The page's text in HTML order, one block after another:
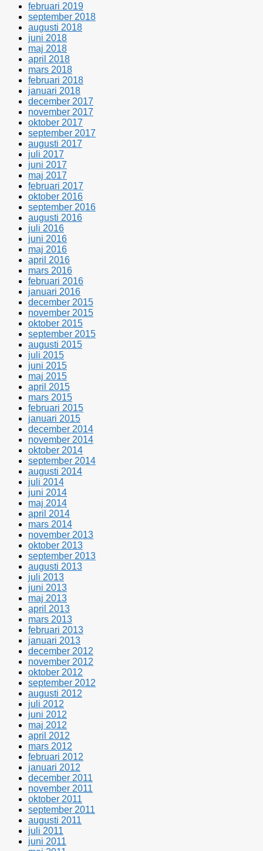
februari 2019
september 2018
augusti 2018
juni 2018
maj 2018
april 2018
mars 2018
februari 2018
januari 2018
december 2017
november 2017
oktober 2017
september 2017
augusti 2017
juli 2017
juni 2017
maj 2017
februari 2017
oktober 2016
september 2016
augusti 2016
juli 2016
juni 2016
maj 2016
april 2016
mars 2016
februari 2016
januari 2016
december 2015
november 2015
oktober 2015
september 2015
augusti 2015
juli 2015
juni 2015
maj 2015
april 2015
mars 2015
februari 2015
januari 2015
december 2014
november 2014
oktober 2014
september 2014
augusti 2014
juli 2014
juni 2014
maj 2014
april 2014
mars 2014
november 2013
oktober 2013
september 2013
augusti 2013
juli 2013
juni 2013
maj 2013
april 2013
mars 2013
februari 2013
januari 2013
december 2012
november 2012
oktober 2012
september 2012
augusti 2012
juli 2012
juni 2012
maj 2012
april 2012
mars 2012
februari 2012
januari 2012
december 2011
november 2011
oktober 2011
september 2011
augusti 2011
juli 2011
juni 2011